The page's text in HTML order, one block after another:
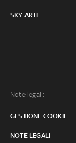
SKY ARTE
Note legali:
GESTIONE COOKIE
NOTE LEGALI